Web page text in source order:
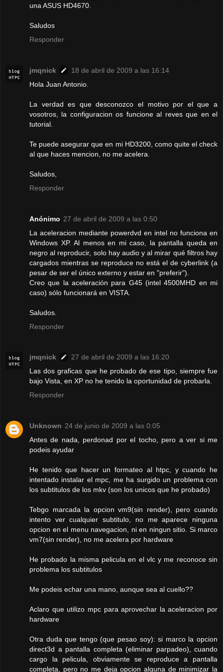
una ASUS HD4670.
Saludos
Responder
jmqnick
18 de abril de 2009 a las 16:14
Hola Juan Antonio.
La verdad es que desconozco el motivo por el que a
vosotros, la configuracion os funcione al reves que en el
tutorial.
Te puede asegurar que en mi HD3200, como quite el check
al que haces mencion, no me acelera.
Saludos,
Responder
Anónimo 27 de abril de 2009 a las 0:50
La aceleracion mediante powerdvd en intel no funciona en
Windows XP. Al menos en mi caso, la pantalla queda en
negro al reproducir, solo hay audio y al mirar qué filtros hay
cargados mientras se reproduce no está el de cyberlink (a
pesar de ser el único externo y estar en "preferir").
Creo que la aceleración para G45 (intel 4500MHD en mi
caso) sólo funcionará en VISTA.
Saludos.
Responder
jmqnick
27 de abril de 2009 a las 16:20
Las dos graficas que he probado de ese tipo, siempre fue
bajo Vista, en XP no he tenido la oportunidad de probarla.
Responder
Unknown 24 de junio de 2009 a las 0:05
Antes de nada, perdonad por el tocho, pero a ver si me
podeis ayudar
He tenido que hacer un formateo al htpc, y cuando he
intentado instalar el mpc, me ha surgido un problema con
los subtitulos de los mkv (son los unicos que he probado)
Tebgo marcada la opcion vm9(sin render), pero cuando
intento ver cualquier subtitulo, no me aparece ninguna
opcion en el menu navegacion, ni en ningun sitio. Si marco
vm7(sin render), no me acelera por hardware
He probado la misma pelicula en el vlc y me reconoce sin
problema los subtitulos
Me podeis echar una mano, aunque sea al cuello??
Aclaro que utilizo mpc para aprovechar la aceleracion por
hardware
Otra duda que tengo (que pesao soy): si marco la opcion
direct3d a pantalla completa (eliminar parpadeo), cuando
cargo la pelicula, obviamente se reproduce a pantalla
completa, pero no me deja opcion alguna de minimizar la